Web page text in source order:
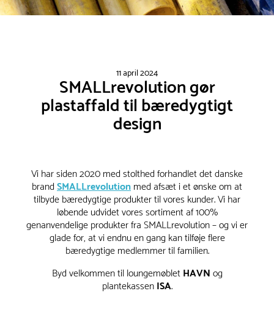
11 april 2024
SMALLrevolution gør
plastaffald til bæredygtigt
design
Vi har siden 2020 med stolthed forhandlet det danske
brandSMALLrevolutionmed afsæt i et ønske om at
tilbyde bæredygtige produkter til vores kunder. Vi har
løbende udvidet vores sortiment af 100%
genanvendelige produkter fra SMALLrevolution – og vi er
glade for, at vi endnu en gang kan tilføje flere
bæredygtige medlemmer til familien.
Byd velkommen til loungemøbletHAVNog
plantekassenISA.